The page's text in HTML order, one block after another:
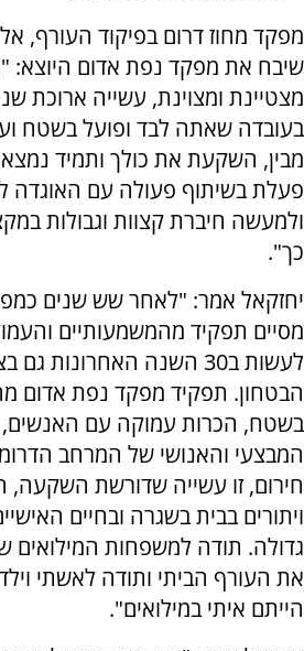
מפקד מחוז דרום בפיקוד העורף,
שיבח את מפקד נפת אדום היוצא:
מצטיינת ומצוינת, עשייה ארוכת
בעובדה שאתה לבד ופועל בשטח
מבין, השקעת את כולך ותמיד
פעלת בשיתוף פעולה עם האוגדה
ולמעשה חיברת קצוות וגבולות
כך".
יחזקאל אמר: "לאחר שש שנים
מסיים תפקיד מהמשמעותיים
לעשות ב30 השנה
הבטחון. תפקיד מפקד נפת אדום
בשטח, הכרות עמוקה עם האנשים,
המבצעי והאנושי של המרחב
חירום, זו עשייה שדורשת השקעה,
ויתורים בבית בשגרה ובחיים
גדולה. תודה למשפחות המילואים
את העורף הביתי ותודה לאשתי
הייתם איתי במילואים".